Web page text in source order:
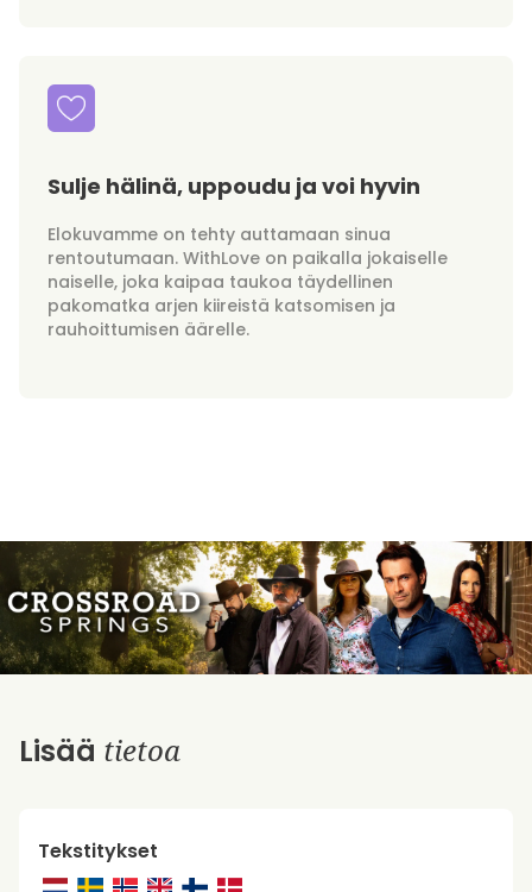
Sulje hälinä, uppoudu ja voi hyvin
Elokuvamme on tehty auttamaan sinua
rentoutumaan. WithLove on paikalla jokaiselle
naiselle, joka kaipaa taukoa täydellinen
pakomatka arjen kiireistä katsomisen ja
rauhoittumisen äärelle.
Lisää tietoa
Tekstitykset